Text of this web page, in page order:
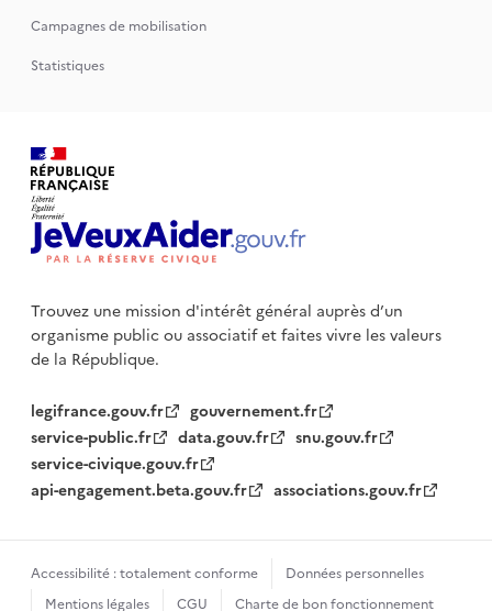
Campagnes de mobilisation
Statistiques
Trouvez une mission d'intérêt général auprès d’un
organisme publicou associatif et faites vivre les valeurs
de la République.
legifrance.gouv.fr
gouvernement.fr
service-public.fr
data.gouv.fr
snu.gouv.fr
service-civique.gouv.fr
api-engagement.beta.gouv.fr
associations.gouv.fr
Accessibilité : totalement conforme
Données personnelles
Mentions légales
CGU Charte de bon fonctionnement